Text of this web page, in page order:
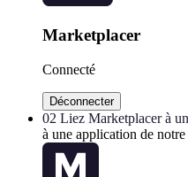
Marketplacer
Connecté
Déconnecter
02 Liez Marketplacer à
à une application de